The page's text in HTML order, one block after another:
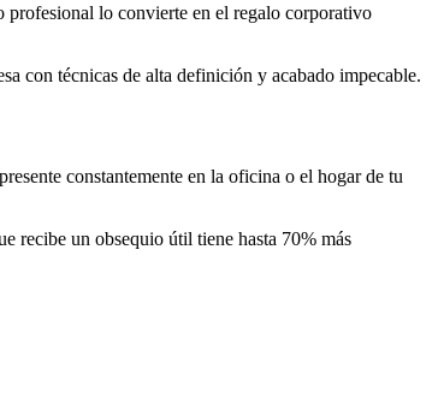
profesional lo convierte en el regalo corporativo
con técnicas de alta definición y acabado impecable.
constantemente en la oficina o el hogar de tu
recibe un obsequio útil tiene hasta 70% más